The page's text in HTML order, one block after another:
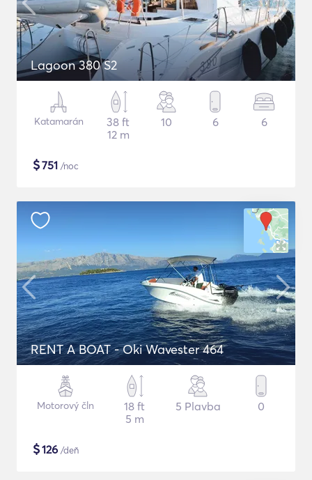
Lagoon 380 S2
Katamarán
38 ft
12 m
10 6 6
$751 /noc
RENT A BOAT - Oki Wavester 464
Motorový čln
18 ft
5 m
5 Plavba 0
$126 /deň